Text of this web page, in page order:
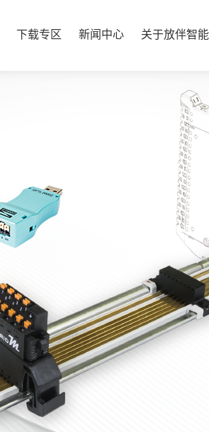
下载专区 新闻中心 关于放伴智能